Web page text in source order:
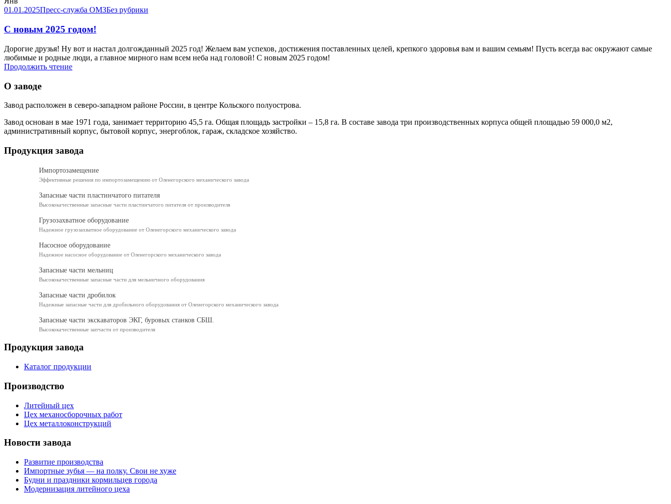
01.01.2025Пресс-служба ОМЗБез рубрики
С новым 2025 годом!
Дорогие друзья! Ну вот и настал долгожданный 2025 год! Желаем вам успехов, достижения поставленных целей, крепкого здоровья вам и вашим семьям! Пусть всегда вас окружают самые
любимые и родные люди, а главное мирного нам всем неба над головой! С новым 2025 годом!
Продолжить чтение
О заводе
Завод расположен в северо-западном районе России, в центре Кольского полуострова.
Завод основан в мае 1971 года, занимает территорию 45,5 га. Общая площадь застройки – 15,8 га. В составе завода три производственных корпуса общей площадью 59 000,0 м2,
административный корпус, бытовой корпус, энергоблок, гараж, складское хозяйство.
Продукция завода
Импортозамещение
Эффективные решения по импортозамещению от Оленегорского механического завода
Запасные части пластинчатого питателя
Высококачественные запасные части пластинчатого питателя от производителя
Грузозахватное оборудование
Надежное грузозахватное оборудование от Оленегорского механического завода
Насосное оборудование
Надежное насосное оборудование от Оленегорского механического завода
Запасные части мельниц
Высококачественные запасные части для мельничного оборудования
Запасные части дробилок
Надежные запасные части для дробильного оборудования от Оленегорского механического завода
Запасные части экскаваторов ЭКГ, буровых станков СБШ.
Высококачественные запчасти от производителя
Продукция завода
Каталог продукции
Производство
Литейный цех
Цех механосборочных работ
Цех металлоконструкций
Новости завода
Развитие производства
Импортные зубья — на полку. Свои не хуже
Будни и праздники кормильцев города
Модернизация литейного цеха